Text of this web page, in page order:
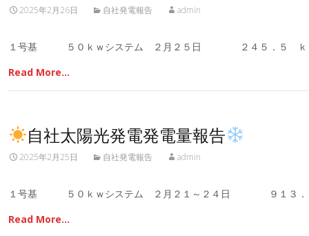
2025年2月26日 自社発電報告 admin
１号基 ５０ｋｗシステム ２月２５日 ２４５．５ ｋ
Read More…
自社太陽光発電発電量報告
2025年2月25日 自社発電報告 admin
１号基 ５０ｋｗシステム ２月２１～２４日 ９１３．
Read More…